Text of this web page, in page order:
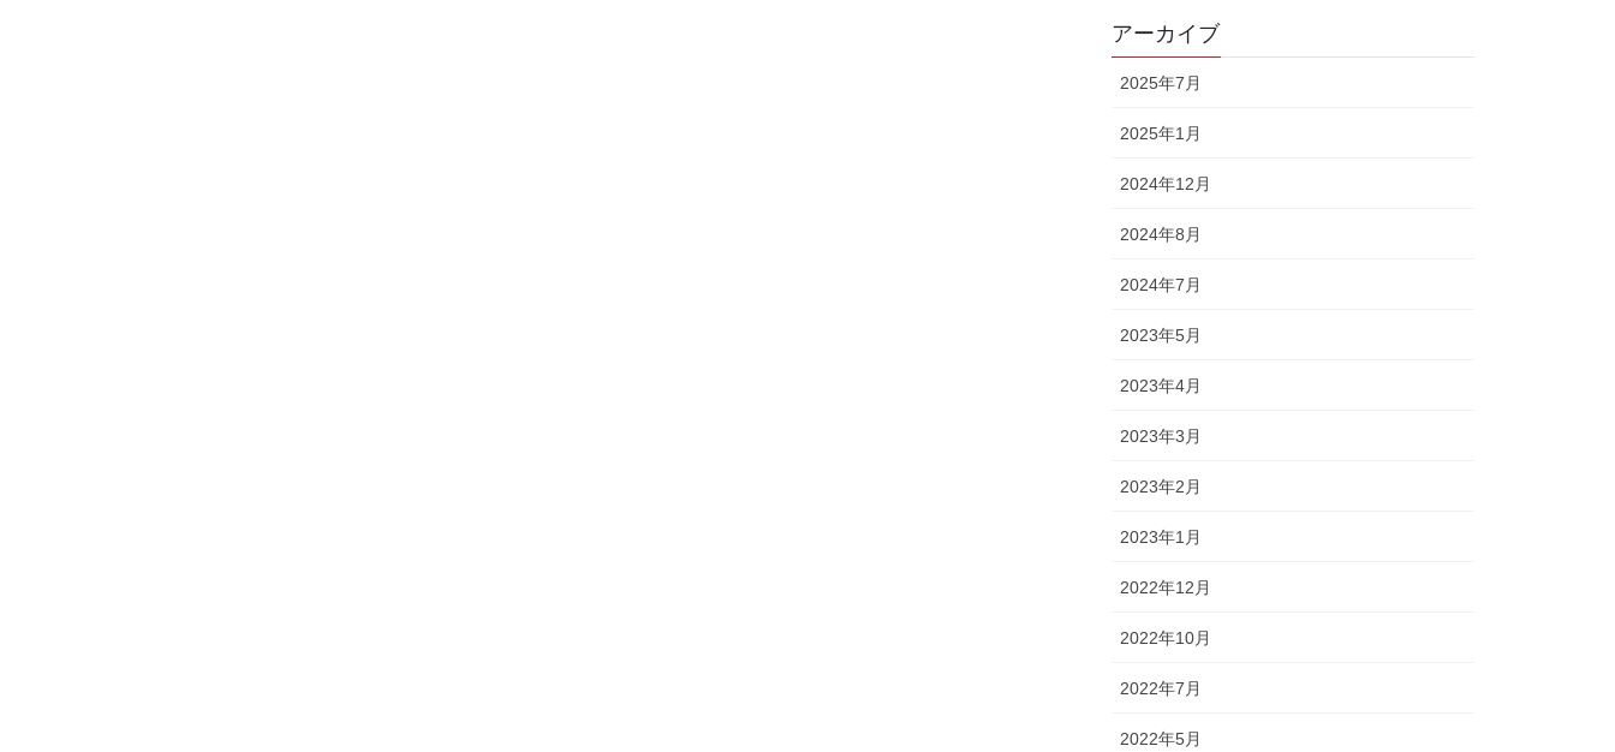
アーカイブ
2025年7月
2025年1月
2024年12月
2024年8月
2024年7月
2023年5月
2023年4月
2023年3月
2023年2月
2023年1月
2022年12月
2022年10月
2022年7月
2022年5月